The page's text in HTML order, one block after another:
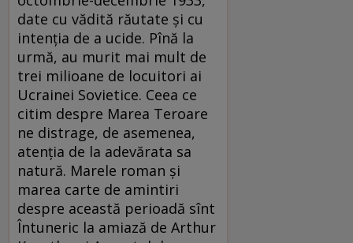
date cu vădită răutate şi cu
intenţia de a ucide. Pînă la
urmă, au murit mai mult de
trei milioane de locuitori ai
Ucrainei Sovietice. Ceea ce
citim despre Marea Teroare
ne distrage, de asemenea,
atenţia de la adevărata sa
natură. Marele roman şi
marea carte de amintiri
despre această perioadă sînt
Întuneric la amiază de Arthur